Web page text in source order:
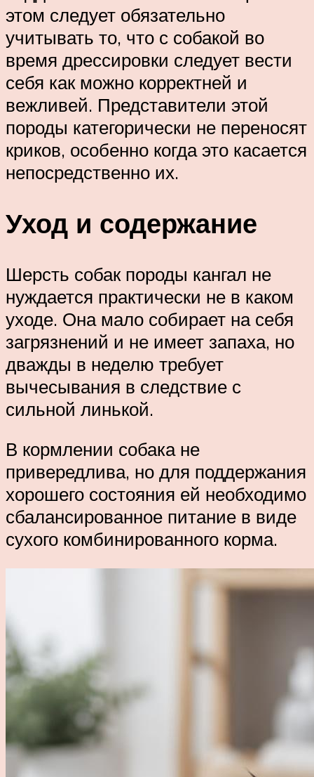
этом следует обязательно
учитывать то, что с собакой во
время дрессировки следует вести
себя как можно корректней и
вежливей. Представители этой
породы категорически не переносят
криков, особенно когда это касается
непосредственно их.
Уход и содержание
Шерсть собак породы кангал не
нуждается практически не в каком
уходе. Она мало собирает на себя
загрязнений и не имеет запаха, но
дважды в неделю требует
вычесывания в следствие с
сильной линькой.
В кормлении собака не
привередлива, но для поддержания
хорошего состояния ей необходимо
сбалансированное питание в виде
сухого комбинированного корма.